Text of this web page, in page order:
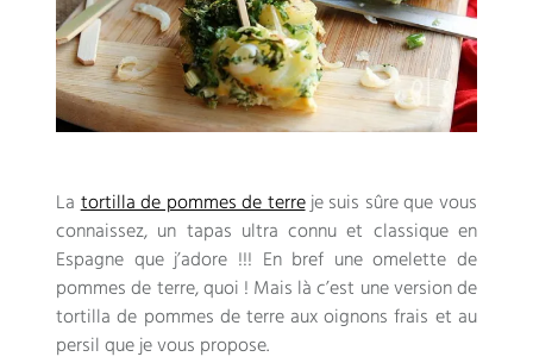
La tortilla de pommes de terreje suis sûre que vous
connaissez, un tapas ultra connu et classique en
Espagne que j’adore !!! En bref une omelette de
pommes de terre, quoi ! Mais là c’est une version de
tortilla de pommes de terre aux oignons frais et au
persil que je vous propose.